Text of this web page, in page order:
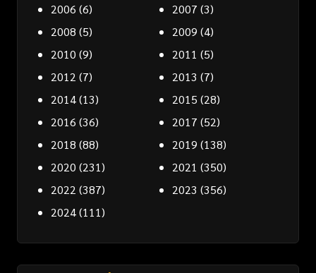
2006 (6) 2007 (3)
2008 (5) 2009 (4)
2010 (9) 2011 (5)
2012 (7) 2013 (7)
2014(13) 2015 (28)
2016 (36) 2017 (52)
2018 (88) 2019 (138)
2020 (231) 2021 (350)
2022 (387) 2023 (356)
2024(111)